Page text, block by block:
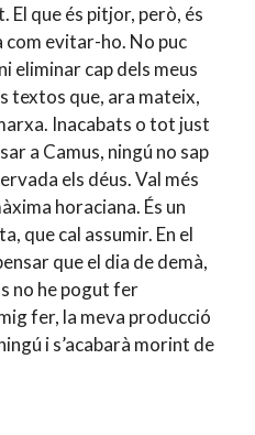
El que és pitjor, però, és
com evitar-ho. No puc
eliminar cap dels meus
textos que, ara mateix,
Inacabats o tot just
a Camus, ningú no sap
els déus. Val més
horaciana. És un
que cal assumir. En el
que el dia de demà,
no he pogut fer
fer, la meva producció
i s’acabarà morint de